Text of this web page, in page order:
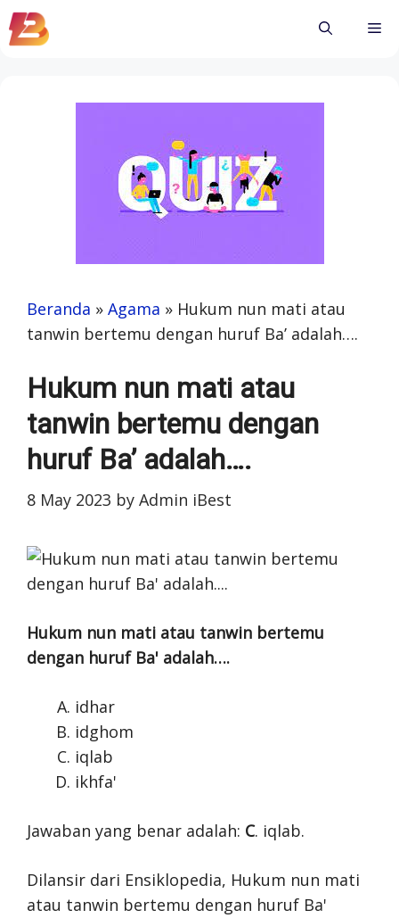
Skip
to
Beranda » Agama » Hukum nun mati atau
tanwin bertemu dengan huruf Ba’ adalah….
Hukum nun mati atau
tanwin bertemu dengan
huruf Ba’ adalah….
8 May 2023 by Admin iBest
Hukum nun mati atau tanwin bertemu
dengan huruf Ba' adalah….
idhar
idghom
iqlab
ikhfa'
Jawaban yang benar adalah: C. iqlab.
Dilansir dari Ensiklopedia, Hukum nun mati
atau tanwin bertemu dengan huruf Ba'